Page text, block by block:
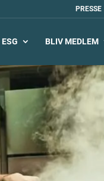
PRESSE
ESG BLIV MEDLEM